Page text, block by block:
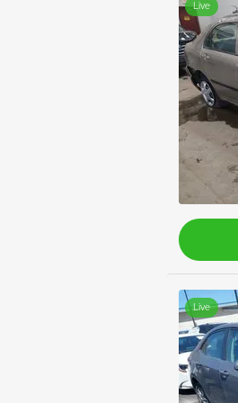
Live
Live